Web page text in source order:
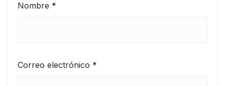
Nombre *
Correo electrónico *